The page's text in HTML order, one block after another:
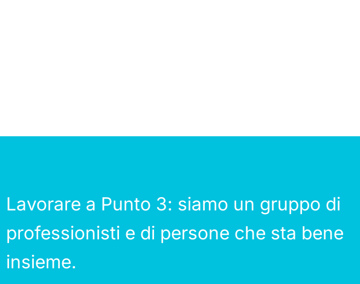
Lavorare a Punto 3: siamo un gruppo di
professionisti e di persone che sta bene
insieme.